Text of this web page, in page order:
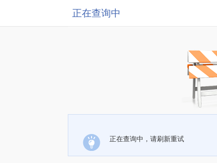
正在查询中
正在查询中，请刷新重试